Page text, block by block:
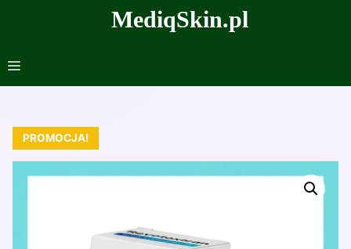
MediqSkin.pl
Menu
PROMOCJA!